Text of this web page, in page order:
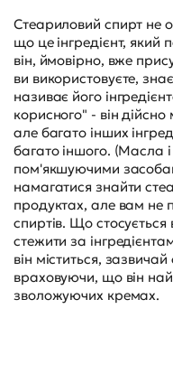
Стеариловий спирт не
що це інгредієнт, який
він, ймовірно, вже
ви використовуєте,
називає його
корисного" - він
але багато інших
багато іншого. (Масла
пом'якшуючими
намагатися знайти
продуктах, але вам не
спиртів. Що
стежити за
він міститься,
враховуючи, що він
зволожуючих кремах.